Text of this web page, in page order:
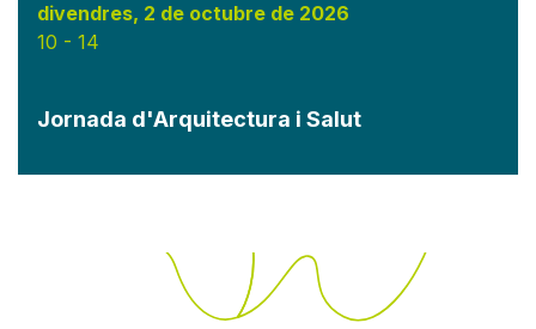
divendres, 2 de octubre de 2026
10 - 14
Jornada d'Arquitectura i Salut